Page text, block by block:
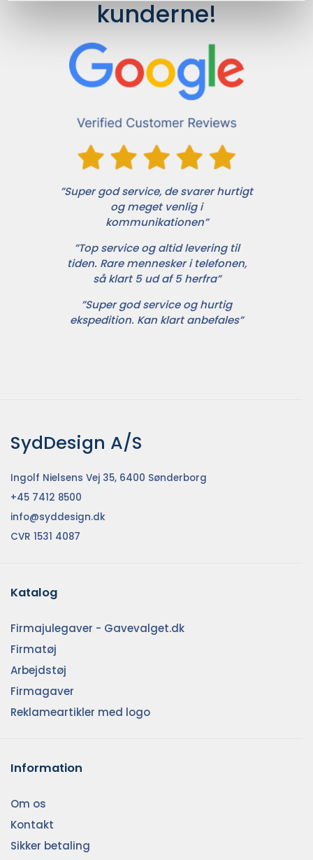
kunderne!
”Super god service, de svarer hurtigt
og meget venlig i
kommunikationen”
”Top service og altid levering til
tiden. Rare mennesker i telefonen,
så klart 5 ud af 5 herfra”
”Super god service og hurtig
ekspedition. Kan klart anbefales”
SydDesign A/S
Ingolf Nielsens Vej 35, 6400 Sønderborg
+45 7412 8500
info@syddesign.dk
CVR 1531 4087
Katalog
Firmajulegaver - Gavevalget.dk
Firmatøj
Arbejdstøj
Firmagaver
Reklameartikler med logo
Information
Om os
Kontakt
Sikker betaling